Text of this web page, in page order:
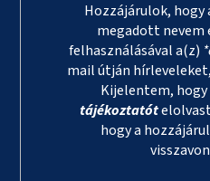
Hozzájárulok,
megadott nevem
felhasználásával a(z)
mail útján
Kijelentem, hogy
tájékoztatót
hogy a